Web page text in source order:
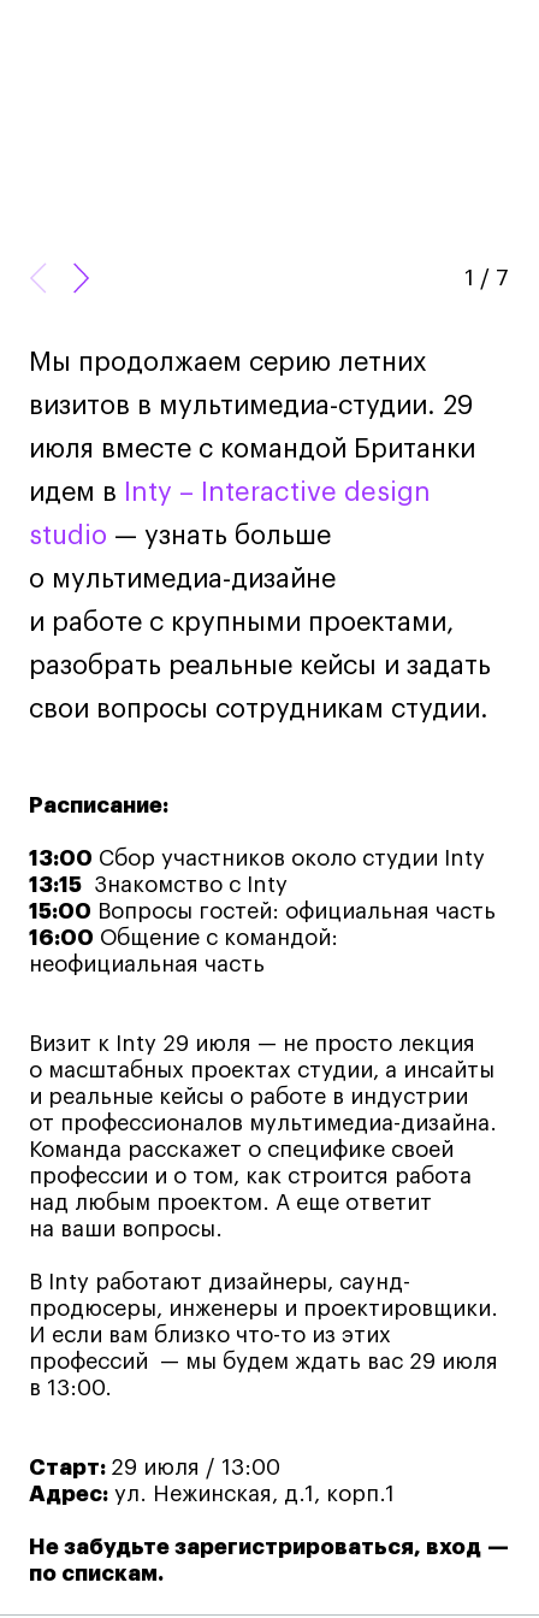
Мода
Иллюстрация
Диджитал
Интерьер
Лайфстайл
Навыки предпринимателя и управленца
Маркетинг и генерация лидов
Искусство
Техникум
Специалист кино- и медиапродакшена
Технолог-конструктор одежды
Коммерческий фотограф
Все программы
Для школьников
Интенсивы
Среднесрочные
Долгосрочные
Все программы
О школе
Новости
События
Блог
1 / 7
Мы продолжаем серию летних
визитов в мультимедиа-студии. 29
июля вместе с командой Британки
идем в
Inty – Interactive design
studio — узнать больше
о мультимедиа-дизайне
и работе с крупными проектами,
разобрать реальные кейсы и задать
свои вопросы сотрудникам студии.
Расписание:
13:00 Сбор участников около студии Inty
13:15 Знакомство с Inty
15:00 Вопросы гостей: официальная часть
16:00 Общение с командой:
неофициальная часть
Визит к Inty 29 июля — не просто лекция
о масштабных проектах студии, а инсайты
и реальные кейсы о работе в индустрии
от профессионалов мультимедиа-дизайна.
Команда расскажет о специфике своей
профессии и о том, как строится работа
над любым проектом. А еще ответит
на ваши вопросы.
В Inty работают дизайнеры, саунд-
продюсеры, инженеры и проектировщики.
И если вам близко что-то из этих
профессий — мы будем ждать вас 29 июля
в 13:00.
Старт: 29 июля / 13:00
Адрес: ул. Нежинская, д.1, корп.1
Не забудьте зарегистрироваться, вход —
по спискам.